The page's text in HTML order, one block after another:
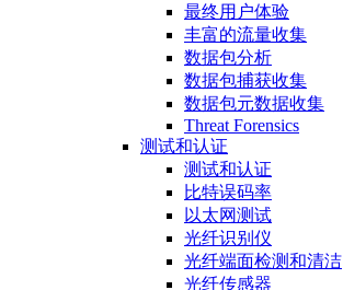
最终用户体验
丰富的流量收集
数据包分析
数据包捕获收集
数据包元数据收集
Threat Forensics
测试和认证
测试和认证
比特误码率
以太网测试
光纤识别仪
光纤端面检测和清洁
光纤传感器